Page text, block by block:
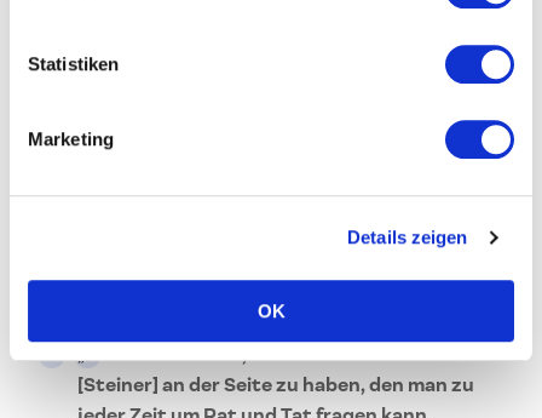
Statistiken
Marketing
Details zeigen
OK
Erfahrungen unserer Mentees
neue Blickwinkel und Möglichkeiten
aufgezeigt, sondern mich auch rhetorisch auf
„Alleine zu wissen, einen Profi wie Marco
[Steiner] an der Seite zu haben, den man zu